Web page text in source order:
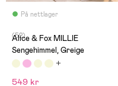
På nettlager
(52)
Alice & Fox MILLIE
Sengehimmel, Greige
549 kr